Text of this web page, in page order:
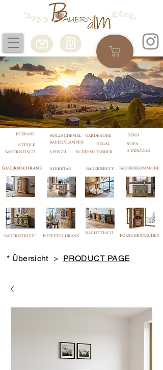
BAUERNTISCH SPIEGEL SCHIRMSTÄNDER
BAUERNSCHRANK SEKRETÄR
BAUERNTRUHE BUFFETSCHRANK
BAUERNBETT
NACHTTISCH
STANDUHR
BAUERNKOMMODE
ECKSCHRÄNKCHEN
* Übersicht > PRODUCT PAGE
BAUERNLAMPEN REGAL SOFA
ECKBANK
STÜHLE
HOLZSCHEMEL GARDEROBE DEKO